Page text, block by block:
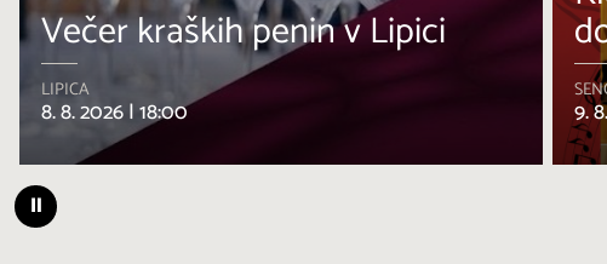
Smeh v kraških kleteh
AVBER
10. 8. 2026 |20:00
⏸